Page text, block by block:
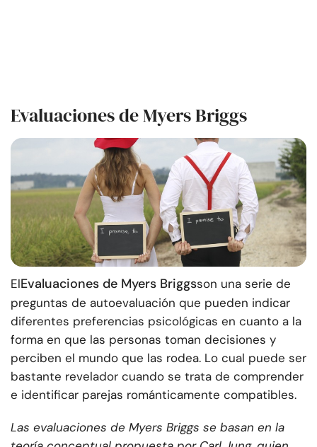
Evaluaciones de Myers Briggs
ElEvaluaciones de Myers Briggsson una serie de
preguntas de autoevaluación que pueden indicar
diferentes preferencias psicológicas en cuanto a la
forma en que las personas toman decisiones y
perciben el mundo que las rodea. Lo cual puede ser
bastante revelador cuando se trata de comprender
e identificar parejas románticamente compatibles.
Las evaluaciones de Myers Briggs se basan en la